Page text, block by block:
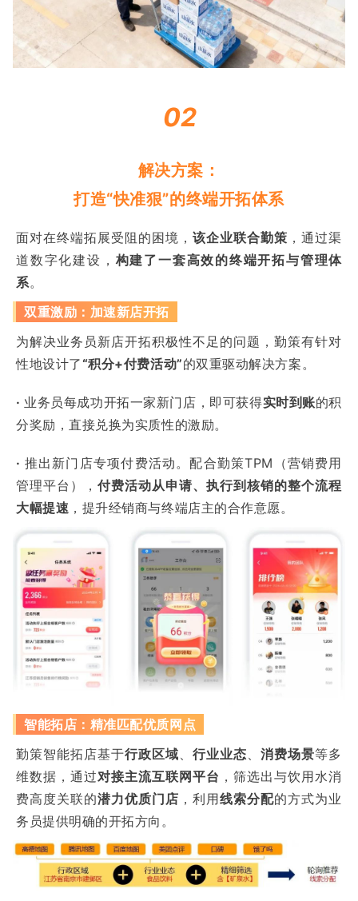
02
解决方案：
打造“快准狠”的终端开拓体系
面对在终端拓展受阻的困境，该企业联合勤策 ，通过渠
道数字化建设， 构建了一套高效的终端开拓与管理体
系。
双重激励：加速新店开拓
为解决业务员新店开拓积极性不足的问题，勤策有针对
性地设计了“积分+付费活动”的双重驱动解决方案。
· 业务员每成功开拓一家新门店，即可获得实时到账的积
分奖励，直接兑换为实质性的激励。
· 推出新门店专项付费活动。配合勤策TPM（营销费用
管理平台），付费活动从申请、执行到核销的整个流程
大幅提速 ，提升经销商与终端店主的合作意愿。
智能拓店：精准匹配优质网点
勤策智能拓店基于行政区域 、行业业态 、消费场景等多
维数据，通过对接主流互联网平台 ，筛选出与饮用水消
费高度关联的潜力优质门店 ，利用线索分配的方式为业
务员提供明确的开拓方向。